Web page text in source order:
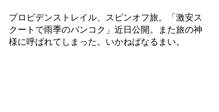
プロビデンストレイル、スピンオフ旅。「激安ス
クートで雨季のバンコク」近日公開。また旅の神
様に呼ばれてしまった。いかねばなるまい。